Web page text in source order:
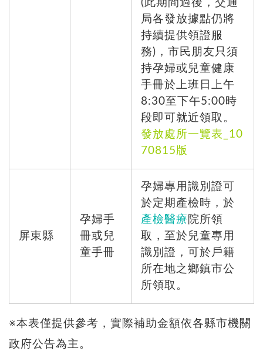
(此期間過後，交通
局各發放據點仍將
持續提供領證服
務)，市民朋友只須
持孕婦或兒童健康
手冊於上班日上午
8:30至下午5:00時
段即可就近領取。
發放處所一覽表_10
70815版
屏東縣
孕婦手
冊或兒
童手冊
孕婦專用識別證可
於定期產檢時，於
產檢醫療 院所領
取，至於兒童專用
識別證，可於戶籍
所在地之鄉鎮市公
所領取。
※本表僅提供參考，實際補助金額依各縣市機關
政府公告為主。